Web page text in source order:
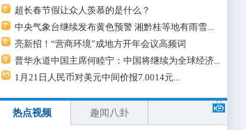
超长春节假让众人羡慕的是什么？
中央气象台继续发布黄色预警 湘黔桂等地有雨雪...
亮新招！“营商环境”成地方开年会议高频词
普华永道中国主席何睦宁：中国将继续为全球经济...
1月21日人民币对美元中间价报7.0014元...
热点视频 趣闻八卦